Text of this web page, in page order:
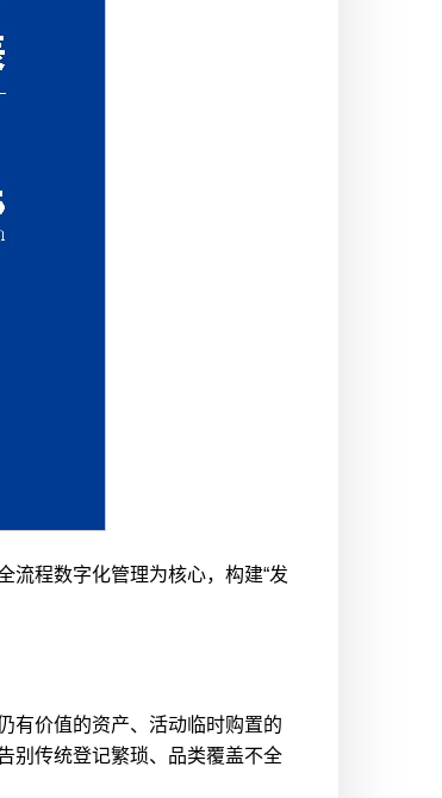
流程数字化管理为核心，构建“发
有价值的资产、活动临时购置的
别传统登记繁琐、品类覆盖不全